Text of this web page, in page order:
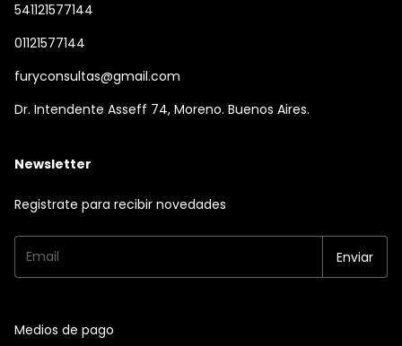
541121577144
01121577144
furyconsultas@gmail.com
Dr. Intendente Asseff 74, Moreno. Buenos Aires.
Newsletter
Registrate para recibir novedades
Medios de pago